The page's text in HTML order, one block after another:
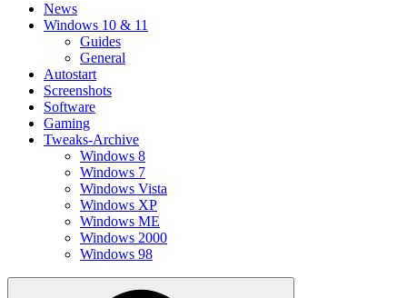
News
Windows 10 & 11
Guides
General
Autostart
Screenshots
Software
Gaming
Tweaks-Archive
Windows 8
Windows 7
Windows Vista
Windows XP
Windows ME
Windows 2000
Windows 98